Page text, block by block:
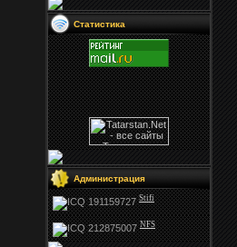
Статистика
Администрация
Stifi
NFS